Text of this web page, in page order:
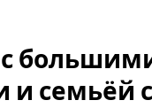
и семьёй